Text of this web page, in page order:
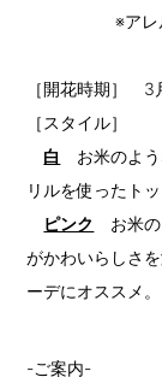
※アレルギー
［開花時期］ 3
［スタイル］
白
お米のよう
リルを使ったト
ピンク
お米の
がかわいらしさ
ーデにオススメ。
-ご案内-